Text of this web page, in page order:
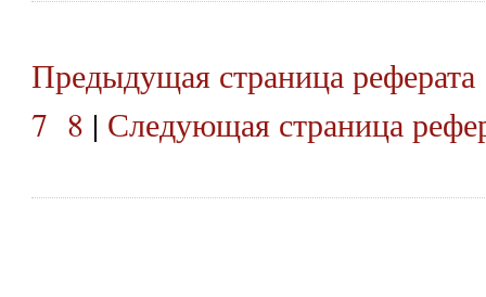
Предыдущая страница реферата
7 8 | Следующая страница